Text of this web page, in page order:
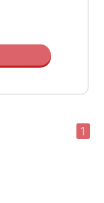
1